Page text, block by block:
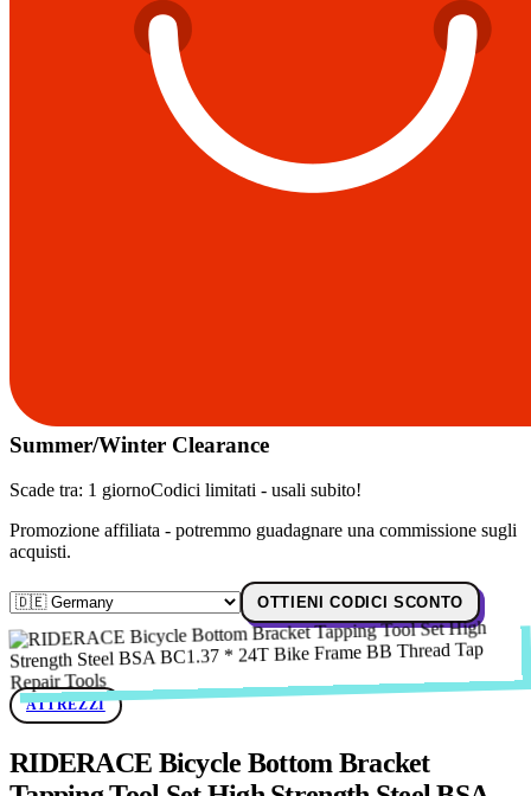
Summer/Winter Clearance
Scade tra: 1 giornoCodici limitati - usali subito!
Promozione affiliata - potremmo guadagnare una commissione sugli
acquisti.
OTTIENI CODICI SCONTO
ATTREZZI
RIDERACE Bicycle Bottom Bracket